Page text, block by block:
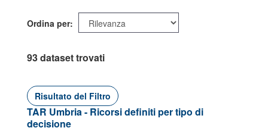
Ordina per
93 dataset trovati
Risultato del Filtro
TAR Umbria - Ricorsi definiti per tipo di
decisione